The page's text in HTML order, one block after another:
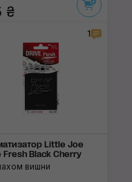
₴
1
Little Joe
Fresh Black Cherry
вишни